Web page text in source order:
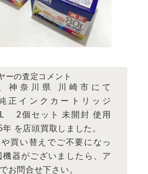
ーの査定コメント
神奈川県 川崎市にて
純正インクカートリッジ
2個セット 未開封 使用
を店頭買取しました。
買い替えでご不要になっ
機器がございましたら、ア
お問合せ下さい。